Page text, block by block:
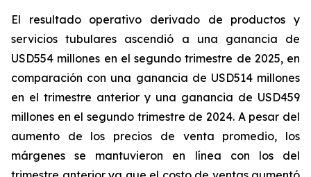
El resultado operativo derivado de productos y
servicios tubulares ascendió a una ganancia de
USD554 millones en el segundo trimestre de 2025, en
comparación con una ganancia de USD514 millones
en el trimestre anterior y una ganancia de USD459
millones en el segundo trimestre de 2024. A pesar del
aumento de los precios de venta promedio, los
márgenes se mantuvieron en línea con los del